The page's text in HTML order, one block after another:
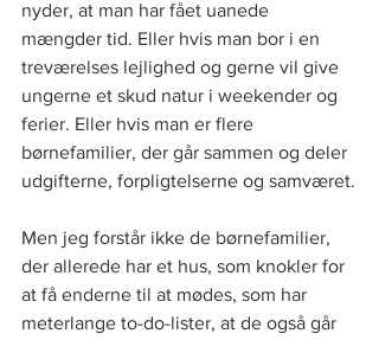
nyder, at man har fået uanede
mængder tid. Eller hvis man bor i en
treværelses lejlighed og gerne vil give
ungerne et skud natur i weekender og
ferier. Eller hvis man er flere
børnefamilier, der går sammen og deler
udgifterne, forpligtelserne og samværet.
Men jeg forstår ikke de børnefamilier,
der allerede har et hus, som knokler for
at få enderne til at mødes, som har
meterlange to-do-lister, at de også går